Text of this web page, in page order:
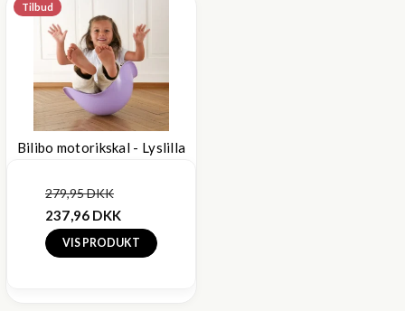
Tilbud
Bilibo motorikskal - Lyslilla
279,95 DKK
237,96 DKK
VIS PRODUKT